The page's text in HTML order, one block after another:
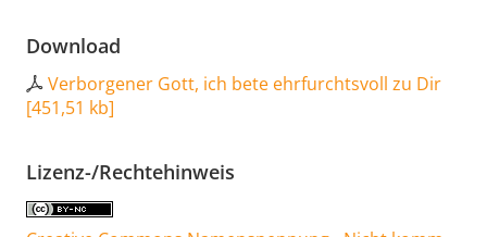
Download
Verborgener Gott, ich bete ehrfurchtsvoll zu Dir
[451,51 kb]
Lizenz-/Rechtehinweis